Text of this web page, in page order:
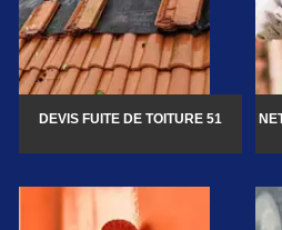
DEVIS FUITE DE TOITURE 51